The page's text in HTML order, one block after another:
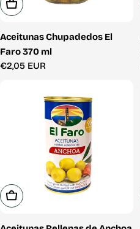
Añadir A La Cesta
Aceitunas Chupadedos El
Faro 370 ml
Precio
€2,05 EUR
Añadir A La Cesta